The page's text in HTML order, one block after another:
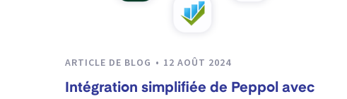
ARTICLE DE BLOG 12 AOÛT 2024
Intégration simplifiée de Peppol avec